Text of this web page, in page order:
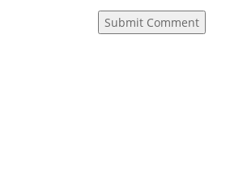
Submit Comment